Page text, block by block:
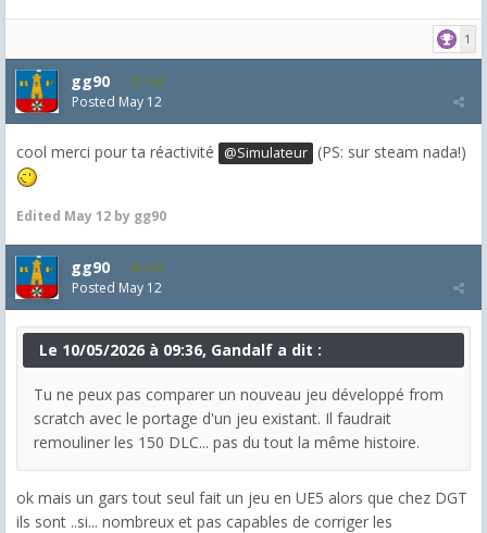
1
gg90 263
Posted May 12
cool merci pour ta réactivité @Simulateur (PS: sur steam nada!)
Edited May 12 by gg90
gg90 263
Posted May 12
Le 10/05/2026 à 09:36, Gandalf a dit :
Tu ne peux pas comparer un nouveau jeu développé from
scratch avec le portage d'un jeu existant. Il faudrait
remouliner les 150 DLC... pas du tout la même histoire.
ok mais un gars tout seul fait un jeu en UE5 alors que chez DGT
ils sont ..si... nombreux et pas capables de corriger les